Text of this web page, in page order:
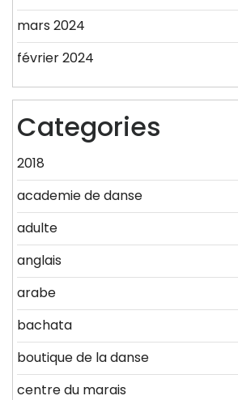
mars 2024
février 2024
Categories
2018
academie de danse
adulte
anglais
arabe
bachata
boutique de la danse
centre du marais